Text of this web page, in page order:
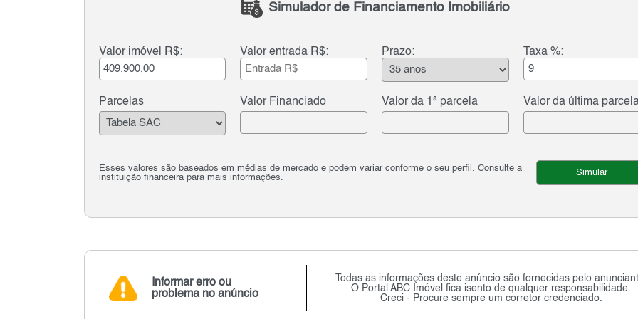
Simulador de Financiamento Imobiliário
Valor imóvel R$: Valor entrada R$: Prazo: Taxa %:
Parcelas Valor Financiado Valor da 1ª parcela Valor da última
Esses valores são baseados em médias de mercado e podem variar conforme o seu perfil. Consulte a
instituição financeira para mais informações.
Simular
Informar erro ou
problema no anúncio
Todas as informações deste anúncio são fornecidas pelo
O Portal ABC Imóvel fica isento de qualquer responsabilidade.
Creci - Procure sempre um corretor credenciado.